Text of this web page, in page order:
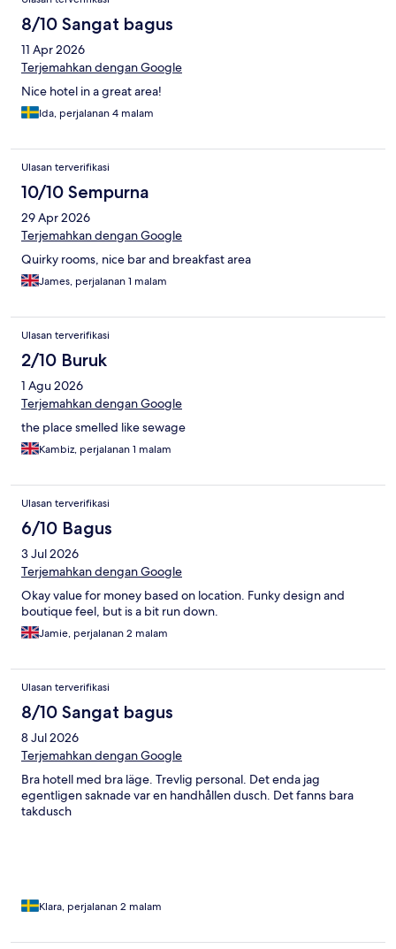
8/10 Sangat bagus
11 Apr 2026
Terjemahkan dengan Google
Nice hotel in a great area!
Ida, perjalanan 4 malam
Ulasan terverifikasi
10/10 Sempurna
29 Apr 2026
Terjemahkan dengan Google
Quirky rooms, nice bar and breakfast area
James, perjalanan 1 malam
Ulasan terverifikasi
2/10 Buruk
1 Agu 2026
Terjemahkan dengan Google
the place smelled like sewage
Kambiz, perjalanan 1 malam
Ulasan terverifikasi
6/10 Bagus
3 Jul 2026
Terjemahkan dengan Google
Okay value for money based on location. Funky design and
boutique feel, but is a bit run down.
Jamie, perjalanan 2 malam
Ulasan terverifikasi
8/10 Sangat bagus
8 Jul 2026
Terjemahkan dengan Google
Bra hotell med bra läge. Trevlig personal. Det enda jag
egentligen saknade var en handhållen dusch. Det fanns bara
takdusch
Klara, perjalanan 2 malam